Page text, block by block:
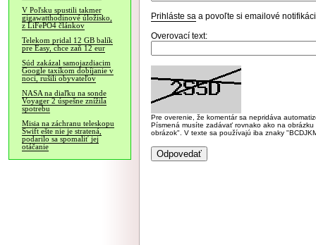
V Poľsku spustili takmer
gigawatthodinové úložisko,
z LiFePO4 článkov
Telekom pridal 12 GB balík
pre Easy, chce zaň 12 eur
Súd zakázal samojazdiacim
Google taxíkom dobíjanie v
noci, rušili obyvateľov
NASA na diaľku na sonde
Voyager 2 úspešne znížila
spotrebu
Misia na záchranu teleskopu
Swift ešte nie je stratená,
podarilo sa spomaliť jej
otáčanie
Prihláste sa a povoľte si emailové
Overovací text:
Pre overenie, že komentár sa nepridáva
Písmená musíte zadávať rovnako ako na
obrázok". V texte sa používajú iba znaky